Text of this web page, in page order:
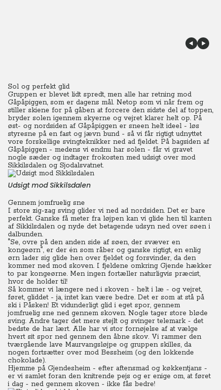
Sol og perfekt glid
Gruppen er blevet lidt spredt, men alle har retning mod
Gåpåpiggen, som er dagens mål. Netop som vi når frem og
stiller skiene for på gåben at forcere den sidste del af toppen,
bryder solen igennem skyerne og vejret klarer helt op. På
øst- og nordsiden af Gåpåpiggen er sneen helt ideel - løs
styresne på en fast og jævn bund - så vi får rigtigt udnyttet
vore forskellige svingteknikker ned ad fjeldet. På bagsiden af
Gåpåpiggen - medens vi endnu har solen - får vi gravet
nogle sæder og indtager frokosten med udsigt over mod
Sikkilsdalen og Sjodalsvatnet.
Udsigt mod Sikkilsdalen
Gennem jomfruelig sne
I store zig-zag sving glider vi ned ad nordsiden. Det er bare
perfekt. Ganske få meter fra løjpen kan vi glide hen til kanten
af Sikkilsdalen og nyde det betagende udsyn ned over søen i
dalbunden.
"Se, ovre på den anden side af søen, der svæver en
kongeørn", er der én som råber og ganske rigtigt, en enlig
ørn lader sig glide hen over fjeldet og forsvinder, da den
kommer ned mod skoven. I fjeldene omkring Gjende hækker
to par kongeørne. Men ingen fortæller naturligvis præcist,
hvor de holder til!
Så kommer vi længere ned i skoven - helt i læ - og vejret,
føret, gliddet - ja, intet kan være bedre. Det er som at stå på
ski i Påsken! Et vidunderligt glid i eget spor, gennem
jomfruelig sne ned gennem skoven. Nogle tager store bløde
sving. Andre tager det mere stejlt og svinger telemark - det
bedste de har lært. Alle har vi stor fornøjelse af at vælge
hvert sit spor ned gennem den åbne skov. Vi rammer den
tværgående lave Maurvangsløjpe og gruppen skilles, da
nogen fortsætter over mod Bessheim (og den lokkende
chokolade).
Hjemme på Gjendesheim - efter aftensmad og køkkentjans -
er vi samlet foran den knitrende pejs og er enige om, at føret
i dag - ned gennem skoven - ikke fås bedre!